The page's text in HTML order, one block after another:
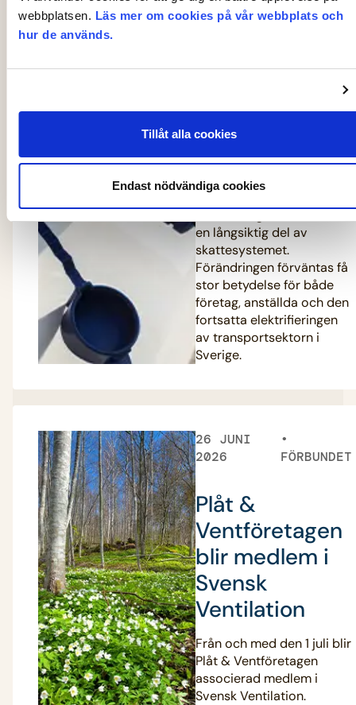
webbplatsen. Läs mer om cookies på vår webbplats och
hur de används.
Tillåt alla cookies
Endast nödvändiga cookies
elbilen på
permanent
Från den 1 juli 2026 blir
att ladda elfordon på
arbetsplatsen. Den
tidigare tillfälliga regeln
från 2023 görs därmed till
en långsiktig del av
skattesystemet.
Förändringen förväntas få
stor betydelse för både
företag, anställda och den
fortsatta elektrifieringen
av transportsektorn i
Sverige.
26 JUNI
2026
FÖRBUNDET
Plåt &
Ventföretagen
blir medlem i
Svensk
Ventilation
Från och med den 1 juli blir
Plåt & Ventföretagen
associerad medlem i
Svensk Ventilation.